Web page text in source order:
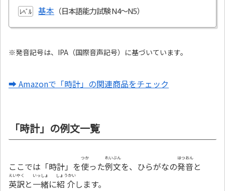
ﾚﾍﾞﾙ 基本
※発音記号は、IPA（国際音声記号）に基づいています。
➡ Amazonで「時計」の関連商品をチェック
「時計」の例文一覧
ここでは「時計」を使
つか
った例文
れいぶん
を、ひらがなの発音
はつおん
と
英訳
えいやく
と一緒
いっしょ
に紹介
しょうかい
します。